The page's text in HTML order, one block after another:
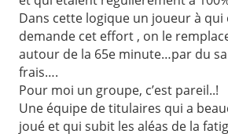
Dans cette logique un joueur à qui
demande cet effort , on le
autour de la 65e minute…par du
frais….
Pour moi un groupe, c’est pareil..!
Une équipe de titulaires qui a
joué et qui subit les aléas de la